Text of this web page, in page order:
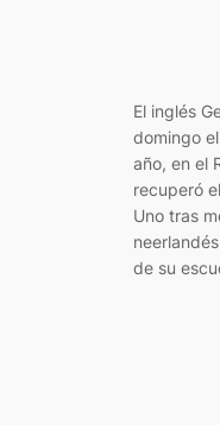
El inglés
domingo
año, en el
recuperó
Uno tras
de su